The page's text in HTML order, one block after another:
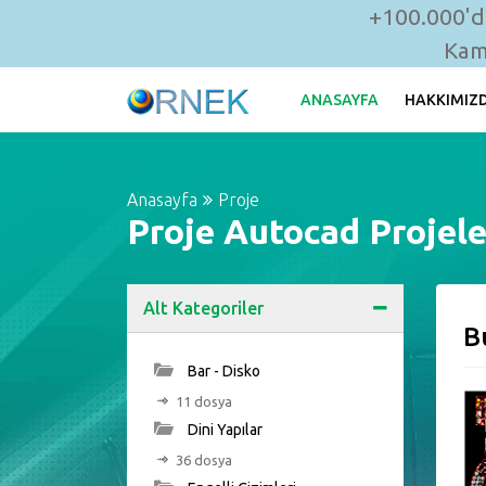
ANASAYFA
Anasayfa Proje
Proje Autocad
Alt Kategoriler
Bar - Disko
11 dosya
Dini Yapılar
36 dosya